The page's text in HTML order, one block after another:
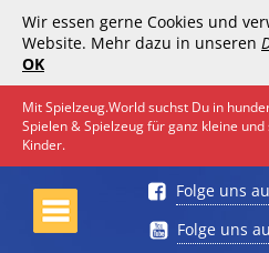
Wir essen gerne Cookies und
Website. Mehr dazu in unseren
OK
Mit Spielzeug.World suchst Du in
Spielen & Spielzeug für ganz kleine
Kinder.
Folge uns
Folge uns